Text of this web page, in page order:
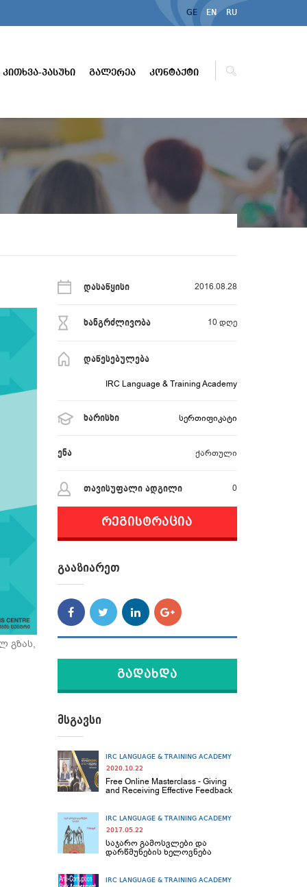
GE EN RU
კითხვა-პასუხი გალერეა კონტაქტი
გზას,
დასაწყისი 2016.08.28
ხანგრძლივობა 10 დღე
დაწესებულება
IRC Language & Training Academy
ხარისხი სერთიფიკატი
ენა ქართული
თავისუფალი ადგილი 0
Რეგისტრაცია
Გააზიარეთ
Გადახდა
Მსგავსი
IRC LANGUAGE & TRAINING ACADEMY
2020.10.22
Free Online Masterclass - Giving
and Receiving Effective Feedback
IRC LANGUAGE & TRAINING ACADEMY
2017.05.22
საჯარო გამოსვლები და
დარწმუნების ხელოვნება
IRC LANGUAGE & TRAINING ACADEMY